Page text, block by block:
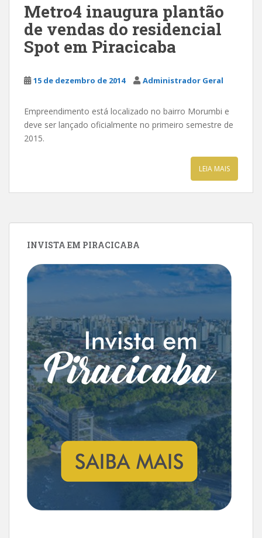
Metro4 inaugura plantão
de vendas do residencial
Spot em Piracicaba
15 de dezembro de 2014 Administrador Geral
Empreendimento está localizado no bairro Morumbi e
deve ser lançado oficialmente no primeiro semestre de
2015.
LEIA MAIS
INVISTA EM PIRACICABA